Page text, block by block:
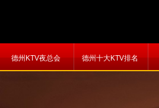
德州KTV夜总会 德州十大KTV排名